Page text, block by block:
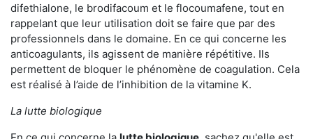
difethialone, le brodifacoum et le flocoumafene, tout en
rappelant que leur utilisation doit se faire que par des
professionnels dans le domaine. En ce qui concerne les
anticoagulants, ils agissent de manière répétitive. Ils
permettent de bloquer le phénomène de coagulation. Cela
est réalisé à l’aide de l’inhibition de la vitamine K.
La lutte biologique